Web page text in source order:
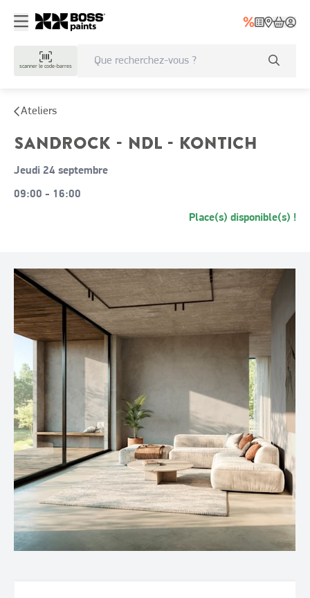
scanner le code-barres
Ateliers
SANDROCK - NDL - KONTICH
jeudi 24 septembre
09:00 - 16:00
Place(s) disponible(s) !